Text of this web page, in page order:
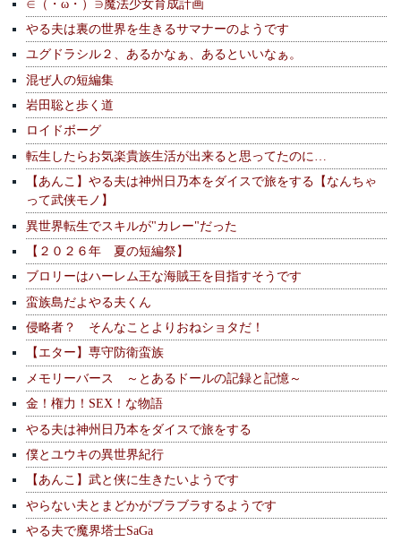
∈（・ω・）∋魔法少女育成計画
やる夫は裏の世界を生きるサマナーのようです
ユグドラシル２、あるかなぁ、あるといいなぁ。
混ぜ人の短編集
岩田聡と歩く道
ロイドボーグ
転生したらお気楽貴族生活が出来ると思ってたのに…
【あんこ】やる夫は神州日乃本をダイスで旅をする【なんちゃ
って武侠モノ】
異世界転生でスキルが"カレー"だった
【２０２６年 夏の短編祭】
ブロリーはハーレム王な海賊王を目指すそうです
蛮族島だよやる夫くん
侵略者？ そんなことよりおねショタだ！
【エター】専守防衛蛮族
メモリーバース ～とあるドールの記録と記憶～
金！権力！SEX！な物語
やる夫は神州日乃本をダイスで旅をする
僕とユウキの異世界紀行
【あんこ】武と侠に生きたいようです
やらない夫とまどかがブラブラするようです
やる夫で魔界塔士SaGa